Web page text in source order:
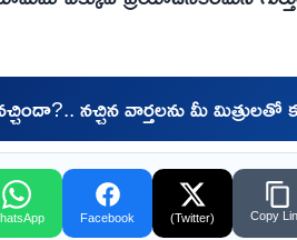
నచ్చిన వార్తలను మీ
Facebook (Twitter) Copy